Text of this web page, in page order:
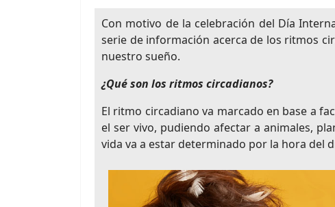
Con motivo de la celebración del Día
serie de información acerca de los ritmos
nuestro sueño.
¿Qué son los ritmos circadianos?
El ritmo circadiano va marcado en base a
el ser vivo, pudiendo afectar a animales,
vida va a estar determinado por la hora del